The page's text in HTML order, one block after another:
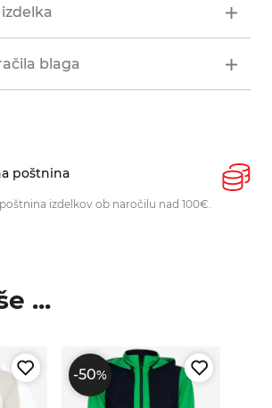
blaga
poštnina
izdelkov ob naročilu nad 100€.
...
-50%